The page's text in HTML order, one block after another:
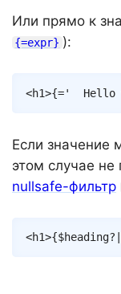
Или прямо к
{=expr} ):
<h1>{='  Hello
Если значение
этом случае не
nullsafe-фильтр
<h1>{$heading?